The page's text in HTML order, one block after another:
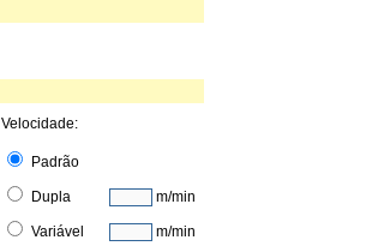
Velocidade:
Padrão
Dupla m/min
Variável m/min